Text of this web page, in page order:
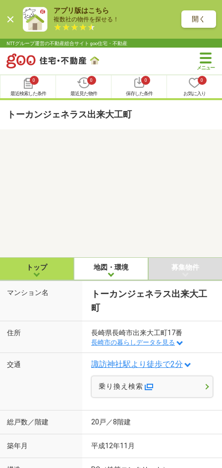
アプリ版はこちら
複数社の物件を探せる！ 開く
NTTグループ運営の不動産総合サイト goo住宅・不動産
0
最近検索した条件
0
最近見た物件
0
保存した条件
0
お気に入り
トーカンジェネラス出来大工町
トップ 地図・環境 募集物件
マンション名
トーカンジェネラス出来大工
町
住所 長崎県長崎市出来大工町17番
長崎市の暮らしデータを見る
交通 諏訪神社駅より徒歩で2分
乗り換え検索
総戸数／階建 20戸／8階建
築年月 平成12年11月